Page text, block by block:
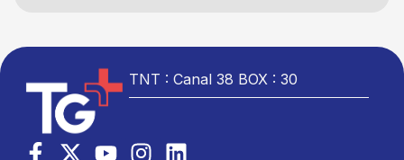
TNT : Canal 38 BOX : 30